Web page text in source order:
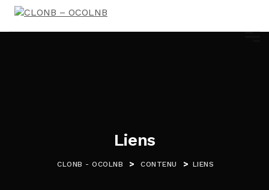
Liens
CLONB - OCOLNB > CONTENU > LIENS